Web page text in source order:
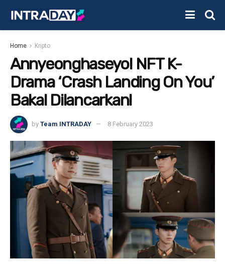
Home Kripto
Annyeonghaseyo! NFT K-
Drama ‘Crash Landing On You’
Bakal Dilancarkan!
by Team INTRADAY 8 February 2023